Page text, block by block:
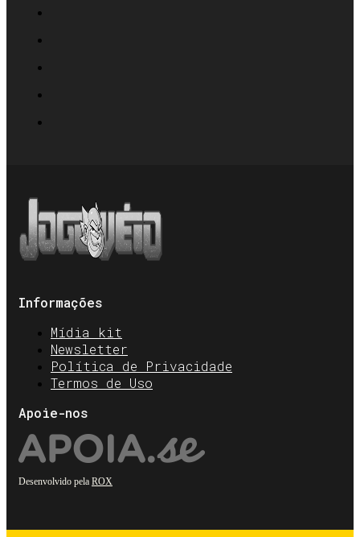
Informações
Mídia kit
Newsletter
Política de Privacidade
Termos de Uso
Apoie-nos
Desenvolvido pela ROX